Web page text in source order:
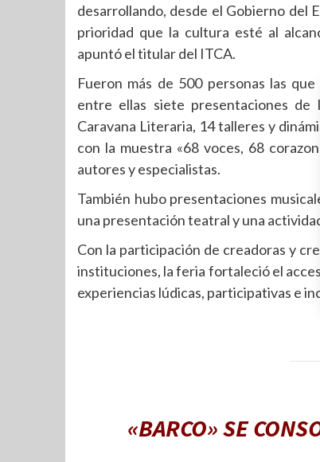
desarrollando, desde el Gobierno del
prioridad que la cultura esté al
apuntó el titular del ITCA.
Fueron más de 500 personas las
entre ellas siete presentaciones de
Caravana Literaria, 14 talleres y
con la muestra «68 voces, 68
autores y especialistas.
También hubo presentaciones
una presentación teatral y una
Con la participación de creadoras y
instituciones, la feria fortaleció el
experiencias lúdicas, participativas e
«BARCO» SE